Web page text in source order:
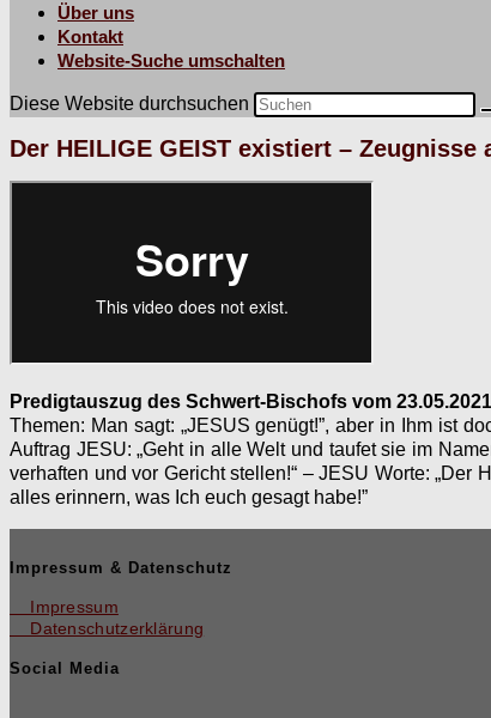
Über uns
Kontakt
Website-Suche umschalten
Diese Website durchsuchen
Der HEILIGE GEIST existiert – Zeugnisse
Predig­tauszug des Schw­ert-Bischofs vom 23.05.2021
The­men: Man sagt: „JESUS genügt!”, aber in Ihm ist
Auf­trag JESU: „Geht in alle Welt und taufet sie im
ver­haften und vor Gericht stellen!“ –JESU Worte: „Der
alles erin­nern, was Ich euch gesagt habe!”
Impressum & Datenschutz
Impressum
Datenschutzerklärung
Social Media